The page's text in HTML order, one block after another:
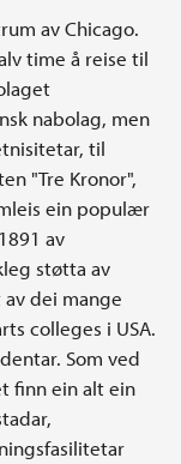
av Chicago.
time å reise til
nabolag, men
til
"Tre Kronor",
ein populær
av
støtta av
dei mange
colleges i USA.
Som ved
finn ein alt ein